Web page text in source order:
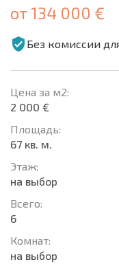
от 134 000 €
Без комиссии
Цена за м2:
2 000 €
Площадь:
67 кв. м.
Этаж:
на выбор
Всего:
6
Комнат:
на выбор